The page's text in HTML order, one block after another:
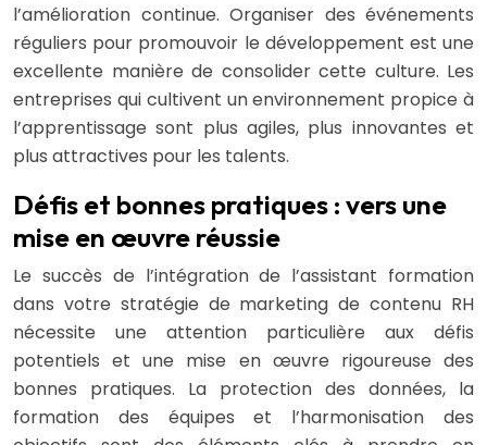
l’amélioration continue. Organiser des événements
réguliers pour promouvoir le développement est une
excellente manière de consolider cette culture. Les
entreprises qui cultivent un environnement propice à
l’apprentissage sont plus agiles, plus innovantes et
plus attractives pour les talents.
Défis et bonnes pratiques : vers une
mise en œuvre réussie
Le succès de l’intégration de l’assistant formation
dans votre stratégie de marketing de contenu RH
nécessite une attention particulière aux défis
potentiels et une mise en œuvre rigoureuse des
bonnes pratiques. La protection des données, la
formation des équipes et l’harmonisation des